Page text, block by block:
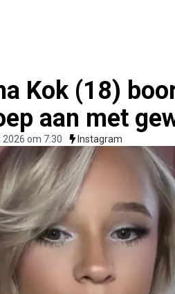
Kok (18)
aan met
2026 om 7:30 Instagram